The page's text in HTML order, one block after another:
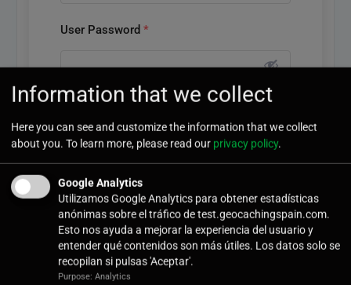
User Password *
Confirm Password*
Submit
Information that we collect
Here you can see and customize the information that we collect
about you. To learn more, please read our privacy policy.
Google Analytics
Utilizamos Google Analytics para obtener estadísticas
anónimas sobre el tráfico de test.geocachingspain.com.
Esto nos ayuda a mejorar la experiencia del usuario y
entender qué contenidos son más útiles. Los datos solo se
recopilan si pulsas 'Aceptar'.
Purpose: Analytics